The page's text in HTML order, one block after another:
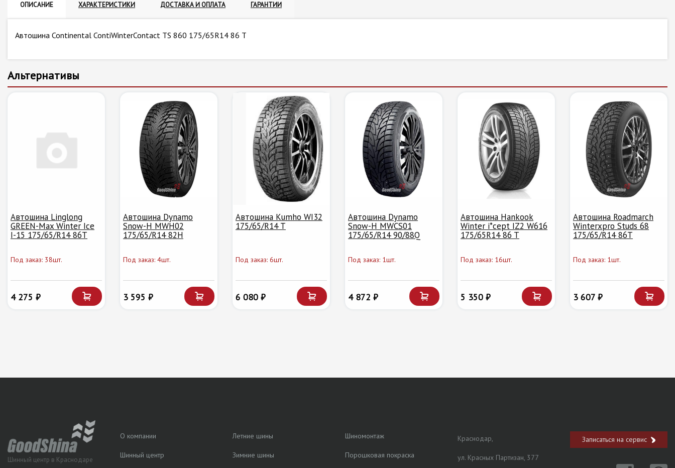
ОПИСАНИЕ ХАРАКТЕРИСТИКИ ДОСТАВКА И ОПЛАТА ГАРАНТИИ
Автошина Continental ContiWinterContact TS 860 175/65R14 86 T
Альтернативы
Автошина Linglong
GREEN-Max Winter Ice
I-15 175/65/R14 86T
Под заказ: 38шт.
4 275 ₽
Автошина Dynamo
Snow-H MWH02
175/65/R14 82H
Под заказ: 4шт.
3 595 ₽
Автошина Kumho WI32
175/65/R14 T
Под заказ: 6шт.
6 080 ₽
Автошина Dynamo
Snow-H MWCS01
175/65/R14 90/88Q
Под заказ: 1шт.
4 872 ₽
Автошина Hankook
Winter i*cept IZ2 W616
175/65R14 86 T
Под заказ: 16шт.
5 350 ₽
Автошина Roadmarch
Winterxpro Studs 68
175/65/R14 86T
Под заказ: 1шт.
3 607 ₽
Шинный центр в Краснодаре
О компании
Шинный центр
Летние шины
Зимние шины
Шиномонтаж
Порошковая покраска
Краснодар,
ул. Красных Партизан, 377
Записаться на сервис